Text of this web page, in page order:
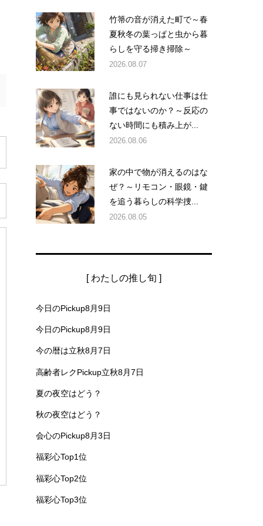
竹箒の音が消えた町で～春
夏秋冬の葉っぱと虫から暮
らしを守る掃き掃除～
2026.08.07
誰にも見られない仕事は仕
事ではないのか？～反応の
ない時間にも積み上が...
2026.08.06
家の中で物が消えるのはな
ぜ？～リモコン・眼鏡・鍵
を追う暮らしの科学捜...
2026.08.05
[ わたしの推し旬 ]
今日のPickup8月9日
今日のPickup8月9日
今の暦は立秋8月7日
高齢者レクPickup立秋8月7日
夏の夜空はどう？
秋の夜空はどう？
会心のPickup8月3日
福彩心Top1位
福彩心Top2位
福彩心Top3位